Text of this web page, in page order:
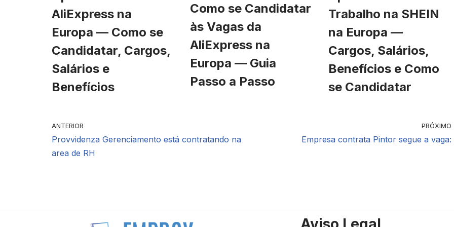
AliExpress na
Europa — Como se
Candidatar, Cargos,
Salários e
Benefícios
Como se Candidatar
às Vagas da
AliExpress na
Europa — Guia
Passo a Passo
Trabalho na SHEIN
na Europa —
Cargos, Salários,
Benefícios e Como
se Candidatar
ANTERIOR
Provvidenza Gerenciamento está contratando na
area de RH
PRÓXIMO
Empresa contrata Pintor segue a vaga: